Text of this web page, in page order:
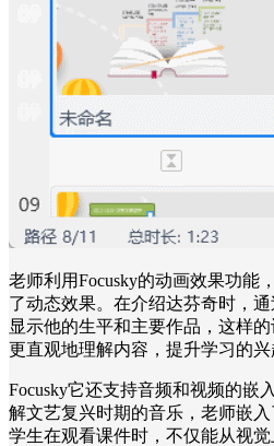
老师利用Focusky的动画效果功能
了动态效果。在介绍达芬奇时，
显示他的生平和主要作品，这样
更直观地理解内容，提升学习的兴
Focusky它还支持音频和视频的嵌
解文艺复兴时期的音乐，老师嵌入
学生在观看课件时，不仅能从视